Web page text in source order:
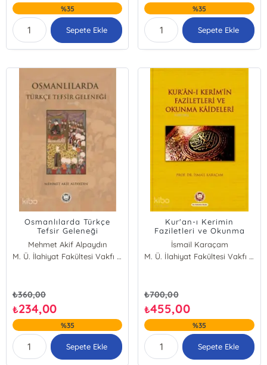
%35
Sepete Ekle
%35
Sepete Ekle
Osmanlılarda Türkçe
Tefsir Geleneği
Mehmet Akif Alpaydın
M. Ü. İlahiyat Fakültesi Vakfı Yayınları
₺360,00
₺234,00
%35
Sepete Ekle
Kur'an-ı Kerimin
Faziletleri ve Okunma
Kaideleri
İsmail Karaçam
M. Ü. İlahiyat Fakültesi Vakfı Yayınları
₺700,00
₺455,00
%35
Sepete Ekle